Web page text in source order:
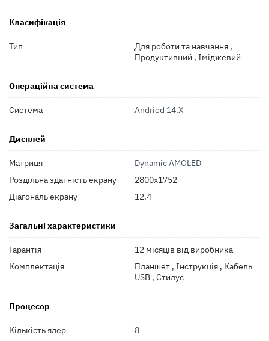
Класифікація
Тип
Для роботи та навчання ,
Продуктивний , Іміджевий
Операційна система
Система Andriod 14.X
Дисплей
Матриця
Dynamic AMOLED
Роздільна здатність екрану
2800x1752
Діагональ екрану
12.4
Загальні характеристики
Гарантія
12 місяців від виробника
Комплектація
Планшет , Інструкція , Кабель
USB , Стилус
Процесор
Кількість ядер
8